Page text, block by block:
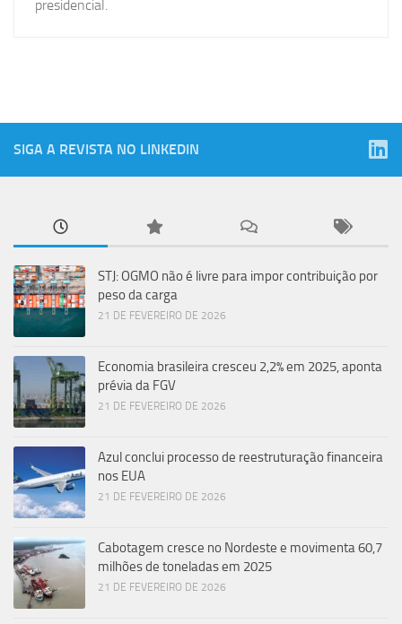
presidencial.
SIGA A REVISTA NO LINKEDIN
STJ: OGMO não é livre para impor contribuição por
peso da carga
21 DE FEVEREIRO DE 2026
Economia brasileira cresceu 2,2% em 2025, aponta
prévia da FGV
21 DE FEVEREIRO DE 2026
Azul conclui processo de reestruturação financeira
nos EUA
21 DE FEVEREIRO DE 2026
Cabotagem cresce no Nordeste e movimenta 60,7
milhões de toneladas em 2025
21 DE FEVEREIRO DE 2026